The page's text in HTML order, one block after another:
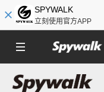
SPYWALK
立刻使用官方APP